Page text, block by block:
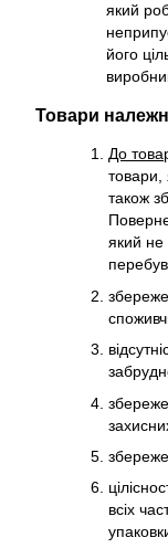
який
його
Товари
До
товари,
також
який не
всіх